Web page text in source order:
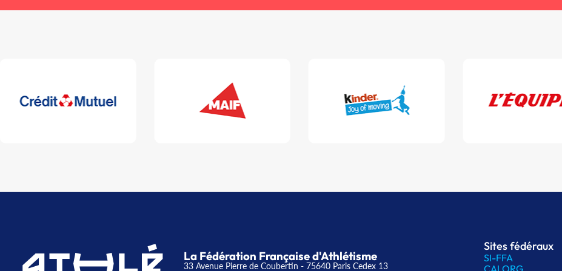
La Fédération Française d'Athlétisme
33 Avenue Pierre de Coubertin - 75640 Paris Cedex 13
Sites fédéraux
SI-FFA